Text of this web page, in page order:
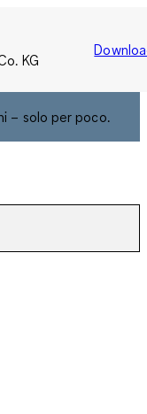
KG
– solo per poco.